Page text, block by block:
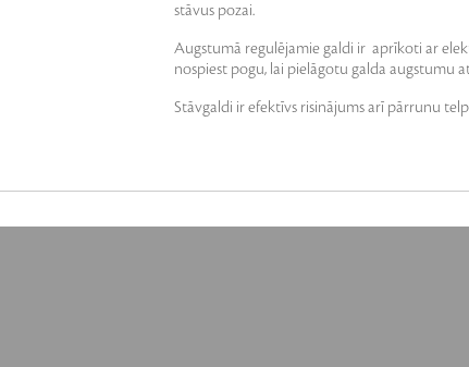
stāvus pozai.
Augstumā regulējamie galdi ir aprīkoti ar
nospiest pogu, lai pielāgotu galda augstumu
Stāvgaldi ir efektīvs risinājums arī pārrunu